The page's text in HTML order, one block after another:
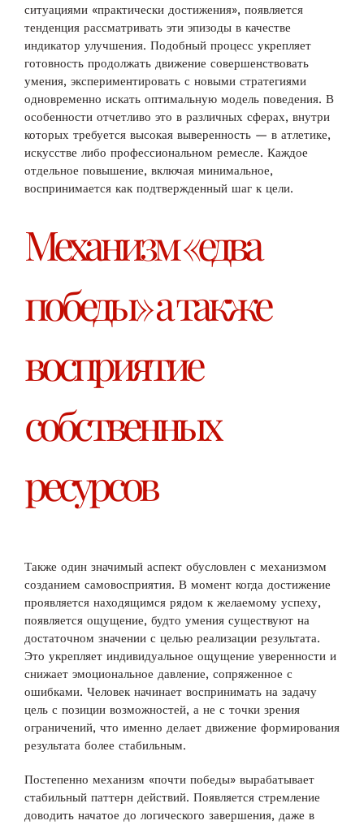
ситуациями «практически достижения», появляется
тенденция рассматривать эти эпизоды в качестве
индикатор улучшения. Подобный процесс укрепляет
готовность продолжать движение совершенствовать
умения, экспериментировать с новыми стратегиями
одновременно искать оптимальную модель поведения. В
особенности отчетливо это в различных сферах, внутри
которых требуется высокая выверенность — в атлетике,
искусстве либо профессиональном ремесле. Каждое
отдельное повышение, включая минимальное,
воспринимается как подтвержденный шаг к цели.
Механизм «едва
победы» а также
восприятие
собственных
ресурсов
Также один значимый аспект обусловлен с механизмом
созданием самовосприятия. В момент когда достижение
проявляется находящимся рядом к желаемому успеху,
появляется ощущение, будто умения существуют на
достаточном значении с целью реализации результата.
Это укрепляет индивидуальное ощущение уверенности и
снижает эмоциональное давление, сопряженное с
ошибками. Человек начинает воспринимать на задачу
цель с позиции возможностей, а не с точки зрения
ограничений, что именно делает движение формирования
результата более стабильным.
Постепенно механизм «почти победы» вырабатывает
стабильный паттерн действий. Появляется стремление
доводить начатое до логического завершения, даже в